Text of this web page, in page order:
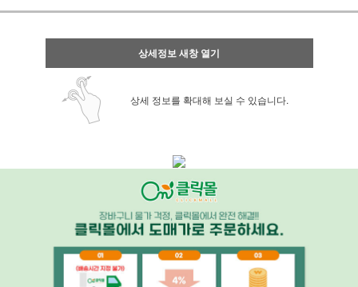
상세정보 새창 열기
상세 정보를 확대해 보실 수 있습니다.